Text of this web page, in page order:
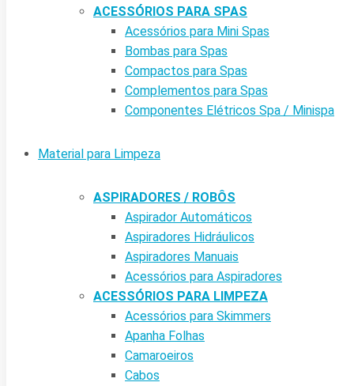
ACESSÓRIOS PARA SPAS
Acessórios para Mini Spas
Bombas para Spas
Compactos para Spas
Complementos para Spas
Componentes Elétricos Spa / Minispa
Material para Limpeza
ASPIRADORES / ROBÔS
Aspirador Automáticos
Aspiradores Hidráulicos
Aspiradores Manuais
Acessórios para Aspiradores
ACESSÓRIOS PARA LIMPEZA
Acessórios para Skimmers
Apanha Folhas
Camaroeiros
Cabos